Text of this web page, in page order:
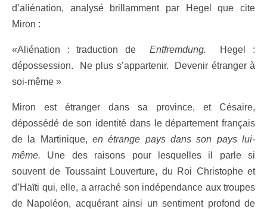
d’aliénation, analysé brillamment par Hegel que cite
Miron :
«Aliénation : traduction deEntfremdung. Hegel :
dépossession. Ne plus s’appartenir. Devenir étranger à
soi-même »
Miron est étranger dans sa province, et Césaire,
dépossédé de son identité dans le département français
de la Martinique, en étrange pays dans son pays lui-
même. Une des raisons pour lesquelles il parle si
souvent de Toussaint Louverture, du Roi Christophe et
d’Haïti qui, elle, a arraché son indépendance aux troupes
de Napoléon, acquérant ainsi un sentiment profond de